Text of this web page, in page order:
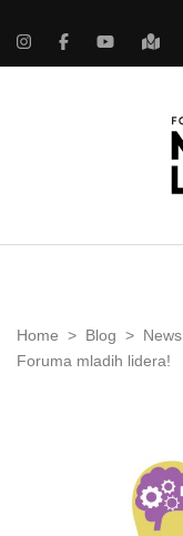
Home > Blog > News
Foruma mladih lidera!